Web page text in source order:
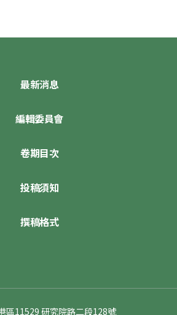
最新消息
編輯委員會
卷期目次
投稿須知
撰稿格式
區11529 研究院路二段128號